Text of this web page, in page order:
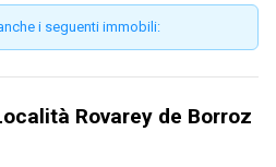
i seguenti immobili:
Rovarey de Borroz